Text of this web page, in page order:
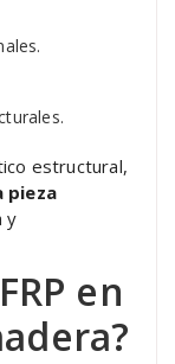
estructural,
pieza
y
en